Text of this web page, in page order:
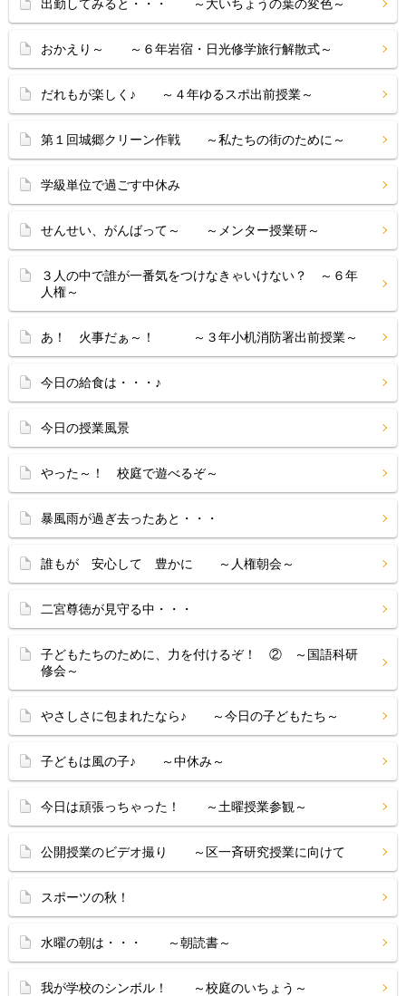
出勤してみると・・・ ～大いちょうの葉の変色～
おかえり～ ～６年岩宿・日光修学旅行解散式～
だれもが楽しく♪ ～４年ゆるスポ出前授業～
第１回城郷クリーン作戦 ～私たちの街のために～
学級単位で過ごす中休み
せんせい、がんばって～ ～メンター授業研～
３人の中で誰が一番気をつけなきゃいけない？ ～６年
人権～
あ！ 火事だぁ～！ ～３年小机消防署出前授業～
今日の給食は・・・♪
今日の授業風景
やった～！ 校庭で遊べるぞ～
暴風雨が過ぎ去ったあと・・・
誰もが 安心して 豊かに ～人権朝会～
二宮尊徳が見守る中・・・
子どもたちのために、力を付けるぞ！ ② ～国語科研
修会～
やさしさに包まれたなら♪ ～今日の子どもたち～
子どもは風の子♪ ～中休み～
今日は頑張っちゃった！ ～土曜授業参観～
公開授業のビデオ撮り ～区一斉研究授業に向けて
スポーツの秋！
水曜の朝は・・・ ～朝読書～
我が学校のシンボル！ ～校庭のいちょう～